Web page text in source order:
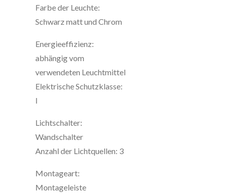
Farbe der Leuchte:
Schwarz matt und Chrom
Energieeffizienz:
abhängig vom
verwendeten Leuchtmittel
Elektrische Schutzklasse:
I
Lichtschalter:
Wandschalter
Anzahl der Lichtquellen: 3
Montageart:
Montageleiste